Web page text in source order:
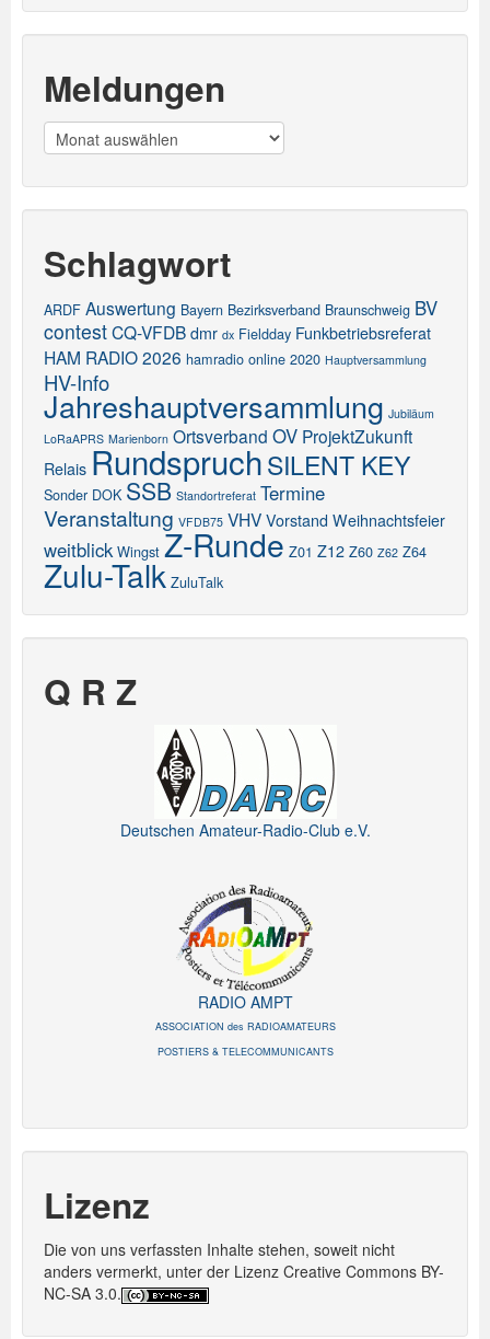
Meldungen
Meldungen
Schlagwort
ARDF Auswertung Bayern Bezirksverband Braunschweig BV
contestCQ-VFDB dmr dx Fieldday Funkbetriebsreferat
HAM RADIO 2026 hamradio online 2020 Hauptversammlung
HV-Info
Jahreshauptversammlung Jubiläum
LoRaAPRS Marienborn Ortsverband OV ProjektZukunft
Relais RundspruchSILENT KEY
Sonder DOK SSB Standortreferat Termine
Veranstaltung VFDB75 VHV Vorstand Weihnachtsfeier
weitblick Wingst Z-Runde Z01 Z12 Z60 Z62 Z64
Zulu-Talk ZuluTalk
Q R Z
Deutschen Amateur-Radio-Club e.V.
RADIO AMPT
ASSOCIATION des RADIOAMATEURS
POSTIERS & TELECOMMUNICANTS
Lizenz
Die von uns verfassten Inhalte stehen, soweit nicht
anders vermerkt, unter der Lizenz Creative Commons BY-
NC-SA 3.0.